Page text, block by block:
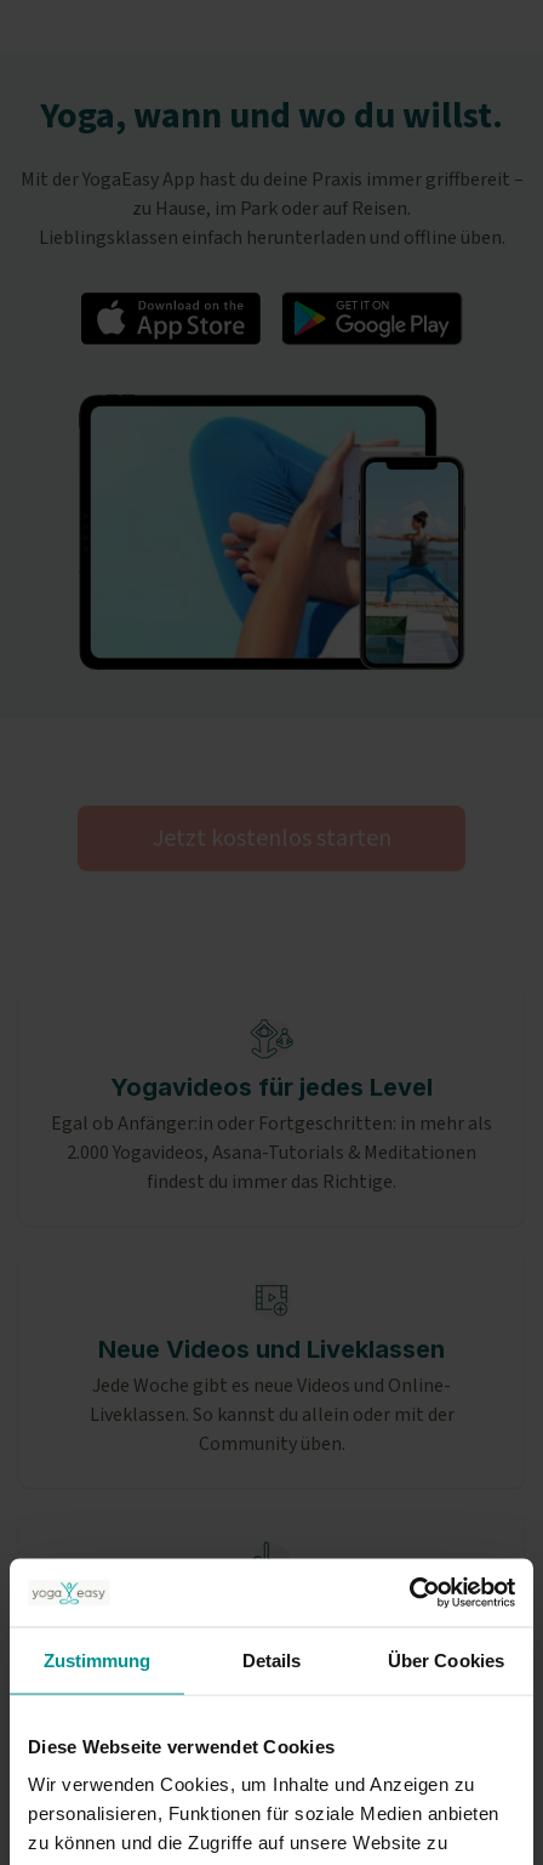
Zustimmung Details Über Cookies
Diese Webseite verwendet Cookies
Wir verwenden Cookies, um Inhalte und Anzeigen zu
personalisieren, Funktionen für soziale Medien anbieten
zu können und die Zugriffe auf unsere Website zu
Yoga, wann und wo du willst.
Mit der YogaEasy App hast du deine Praxis immer griffbereit –
zu Hause, im Park oder auf Reisen.
Lieblingsklassen einfach herunterladen und offline üben.
Jetzt kostenlos starten
Yogavideos für jedes Level
Egal ob Anfänger:in oder Fortgeschritten: in mehr als
2.000 Yogavideos, Asana-Tutorials & Meditationen
findest du immer das Richtige.
Neue Videos und Liveklassen
Jede Woche gibt es neue Videos und Online-
Liveklassen. So kannst du allein oder mit der
Community üben.
Von Anusara bis Yin Yoga: Wähle aus mehr als zehn
Yogastilen das Passende für dich.